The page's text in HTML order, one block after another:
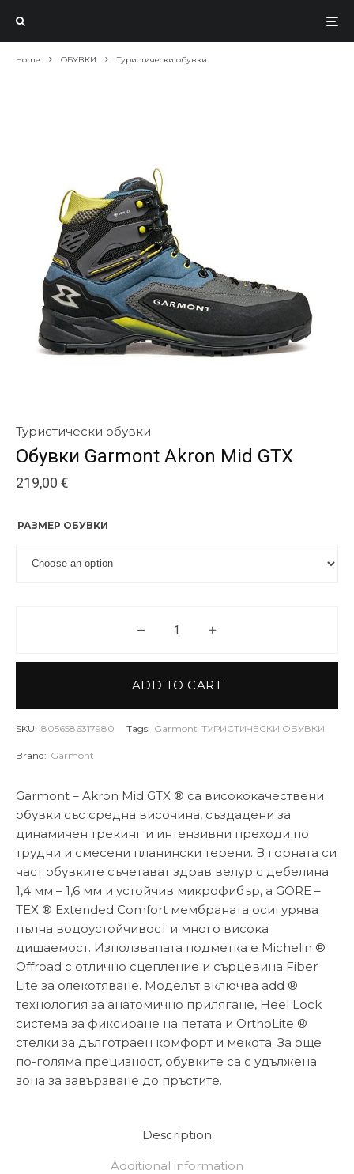
Home ОБУВКИ Туристически обувки
Туристически обувки
Обувки Garmont Akron Mid GTX
219,00 €
Garmont – Akron Mid GTX ® са висококачествени
обувки със средна височина, създадени за
динамичен трекинг и интензивни преходи по
трудни и смесени планински терени. В горната си
част обувките съчетават здрав велур с дебелина
1,4 мм – 1,6 мм и устойчив микрофибър, а GORE –
TEX ® Extended Comfort мембраната осигурява
пълна водоустойчивост и много висока
дишаемост. Използваната подметка е Michelin ®
Offroad с отлично сцепление и сърцевина Fiber
Lite за олекотяване. Моделът включва add ®
технология за анатомично прилягане, Heel Lock
система за фиксиране на петата и OrthoLite ®
стелки за дълготраен комфорт и мекота. За още
по-голяма прецизност, обувките са с удължена
зона за завързване до пръстите.
РАЗМЕР ОБУВКИ
Обувки Garmont Akron Mid
ADD TO CART
SKU: 8056586317980 Tags: Garmont ТУРИСТИЧЕСКИ ОБУВКИ
Brand: Garmont
Description
Additional information